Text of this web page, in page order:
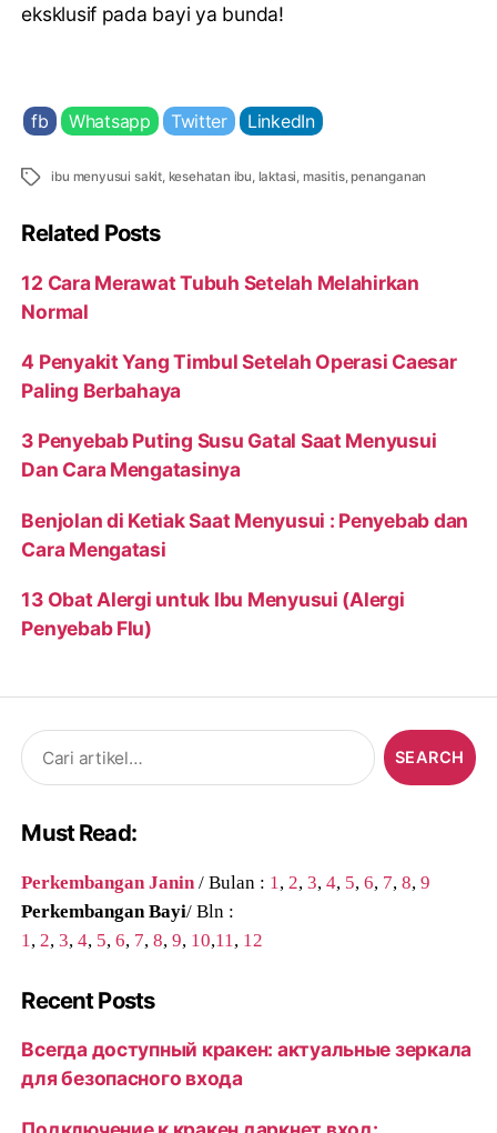
eksklusif pada bayi ya bunda!
fb Whatsapp Twitter LinkedIn
Tags ibu menyusui sakit, kesehatan ibu, laktasi, masitis,penanganan
Related Posts
12 Cara Merawat Tubuh Setelah Melahirkan
Normal
4 Penyakit Yang Timbul Setelah Operasi Caesar
Paling Berbahaya
3 Penyebab Puting Susu Gatal Saat Menyusui
Dan Cara Mengatasinya
Benjolan di Ketiak Saat Menyusui : Penyebab dan
Cara Mengatasi
13 Obat Alergi untuk Ibu Menyusui (Alergi
Penyebab Flu)
Search
for:
Must Read:
Perkembangan Janin / Bulan : 1 , 2,3,4, 5,6, 7,8,9
Perkembangan Bayi/ Bln :
1 , 2,3,4, 5,6, 7,8,9, 10,11 , 12
Recent Posts
Всегда доступный кракен: актуальные зеркала
для безопасного входа